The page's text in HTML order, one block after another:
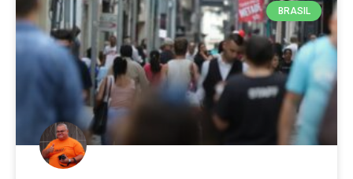
BRASIL